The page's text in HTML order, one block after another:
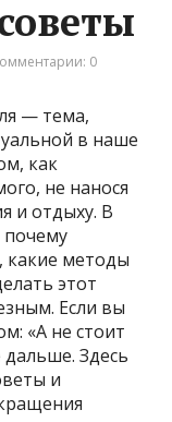
0
— тема,
в наше
как
не нанося
и отдыху. В
какие методы
этот
Если вы
«А не стоит
Здесь
и